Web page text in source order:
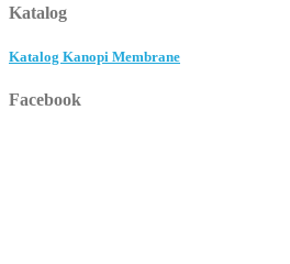
Katalog
Katalog Kanopi Membrane
Facebook